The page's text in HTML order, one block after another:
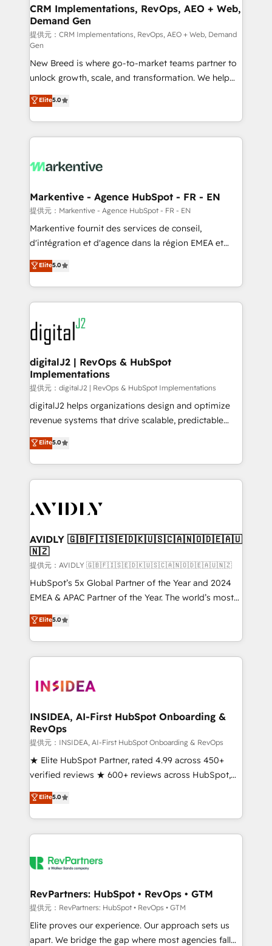
せください。
trainers to drive platform adoption. 📈 Revenue
Generation - Full-funnel marketing and high-
performance advertising via Point Success Media. -
Expert deployment of Breeze AI and custom agents
to automate growth. 🏆 Elite Excellence - 8 platform
accreditations and deep HIPAA-compliance
expertise. - A team of 250+ experts dedicated to
your resilient growth.
CRM Implementations, RevOps, AEO + Web,
Demand Gen
提供元：CRM Implementations, RevOps, AEO + Web, Demand
Gen
New Breed is where go-to-market teams partner to
unlock growth, scale, and transformation. We help
companies activate HubSpot’s AI-powered
customer platform and operationalize HubSpot’s
Loop Marketing framework through expert-led
services, smart agents, and purpose-built apps,
results, fast. ⚙️CRM & RevOps: Align all Hubs to your
🎯Demand Gen & ABM: Drive pipeline with inbound,
ABM, AEO, SEO, & paid media. 👩‍💻Web Design:
Build high-performing websites with UX, messaging,
& conversion strategy that drive results. 🤖AI
AI, & maximize AEO with tailored AI services. 🧩
Integrations: Extend HubSpot with custom
Elite5.0
Markentive - Agence HubSpot - FR - EN
提供元：Markentive - Agence HubSpot - FR - EN
Markentive fournit des services de conseil,
d'intégration et d'agence dans la région EMEA et
North America. Avec plus de 115 experts en
marketing automation, Growth, Revops, CRM et
webdesign. Markentive is both a consulting firm, a
digital agency and an integrator. With over 115
experts in marketing automation, growth, revops,
CRM and webdesign (We focus on EMEA - USA
customers).
Elite5.0
digitalJ2 | RevOps & HubSpot
Implementations
提供元：digitalJ2 | RevOps & HubSpot Implementations
digitalJ2 helps organizations design and optimize
revenue systems that drive scalable, predictable
growth. As a triple-accredited HubSpot Solutions
Partner, we specialize in both strategic RevOps
planning and hands-on technical execution - building
the operational foundation companies need to
Healthcare - Financial Services - Managed IT (MSP) -
we help: ✔️ Full HubSpot implementations and portal
optimization ✔️ Data migrations, CRM architecture,
and reporting foundations ✔️ Custom integrations
and workflow automation ✔️ User adoption
programs, training, and enablement Through project-
partnerships, we guide organizations through the
revenue maturity model - delivering the right
grows.
Elite5.0
AVIDLY 🇬🇧🇫🇮🇸🇪🇩🇰🇺🇸🇨🇦🇳🇴🇩🇪🇦🇺
🇳🇿
提供元：AVIDLY 🇬🇧🇫🇮🇸🇪🇩🇰🇺🇸🇨🇦🇳🇴🇩🇪🇦🇺🇳🇿
HubSpot’s 5x Global Partner of the Year and 2024
EMEA & APAC Partner of the Year. The world’s most
experienced and fully accredited HubSpot Solutions
Partner. 🚀 With 2,750+ HubSpot projects delivered
and 370+ specialists across EMEA, APAC and NAM,
we de-risk complex CRM programmes and
multi-region migrations to AI-powered automation,
scale. 🏆 HubSpot’s CEO called us “the partner of the
future.” Others agree it is proof of trust built through
measurable impact.
Elite5.0
INSIDEA, AI-First HubSpot Onboarding &
RevOps
提供元：INSIDEA, AI-First HubSpot Onboarding & RevOps
★ Elite HubSpot Partner, rated 4.99 across 450+
verified reviews ★ 600+ reviews across HubSpot,
G2 & Clutch ★ 150+ in-house HubSpot-certified
experts ★ 1,500+ implementations across 25+
countries ★ AI-first, RevOps-led, onboarding-
obsessed INSIDEA helps growing companies turn
team, migrate your data, and build AI-powered
your time zone. What we do: ➤ Onboarding: Live in
weeks, with workflows built around your business,
not a template. ➤ Migration: Move from any legacy
CRM. Zero downtime, full data integrity. ➤
Elite5.0
RevPartners: HubSpot • RevOps • GTM
提供元：RevPartners: HubSpot • RevOps • GTM
Elite proves our experience. Our approach sets us
apart. We bridge the gap where most agencies fall